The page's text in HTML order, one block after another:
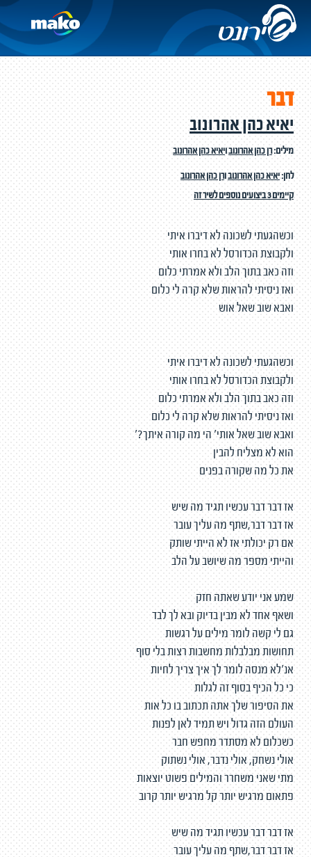
דבר
יאיא כהן אהרונוב
מילים:רן כהן אהרונובויאיא כהן אהרונוב
לחן:יאיא כהן אהרונובורן כהן אהרונוב
קיימים 3 ביצועים נוספים לשיר זה
וכשהגעתי לשכונה לא דיברו איתי
ולקבוצת הכדורסל לא בחרו אותי
וזה כאב בתוך הלב ולא אמרתי כלום
ואז ניסיתי להראות שלא קרה לי כלום
ואבא שוב שאל אוש
וכשהגעתי לשכונה לא דיברו איתי
ולקבוצת הכדורסל לא בחרו אותי
וזה כאב בתוך הלב ולא אמרתי כלום
ואז ניסיתי להראות שלא קרה לי כלום
ואבא שוב שאל אותי' הי מה קורה איתך?'
הוא לא מצליח להבין
את כל מה שקורה בפנים
אז דבר דבר עכשיו תגיד מה שיש
אז דבר דבר,שתף מה עליך עובר
אם רק יכולתי אז לא הייתי שותק
והייתי מספר מה שיושב על הלב
שמע אני יודע שאתה חזק
ושאף אחד לא מבין בדיוק ובא לך לבד
גם לי קשה לומר מילים על רגשות
תחושות מבלבלות מחשבות רצות בלי סוף
אנ'לא מנסה לומר לך איך צריך לחיות
כי כל הכיף בסוף זה לגלות
את הסיפור שלך אתה תכתוב בו כל אות
העולם הזה גדול ויש תמיד לאן לפנות
כשכלום לא מסתדר מחפש חבר
אולי נשחק, אולי נדבר, אולי נשתוק
מתי שאני משחרר והמילים פשוט יוצאות
פתאום מרגיש יותר קל מרגיש יותר קרוב
אז דבר דבר עכשיו תגיד מה שיש
אז דבר דבר,שתף מה עליך עובר